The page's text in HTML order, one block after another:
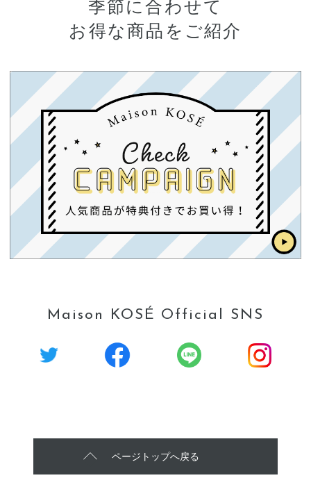
季節に合わせて
お得な商品をご紹介
Maison KOSÉ Official SNS
ページトップへ戻る